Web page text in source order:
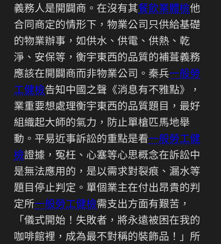
義務人是開闢商。在沒有其餐飲業體檢他
合同商定的情形下，物業公司只供給基礎
的物業辦事，如供水、供電、供熱、乾
淨、安保等，衡宇東西的品質的補葺義務
應該在開闢商而非物業公司。秦兵一般勞
工健檢告知中國之聲《消息有不雅點》，
業重要想處理衡宇東西的品質題目，最好
組織起大師的氣力，防止單槍匹馬地舉
動。平易近事訴訟的重點是看一般勞工健
檢證據，冤枉、心塞等心思概念在訴訟中
是無法應用的，是以需求對裂痕、漏水等
題目停止判定。單個業主在付出昂貴的判
定所一般勞工健檢需支出方面有艱苦，
「儀式開始！失敗者，將永遠被困在我的
咖啡館裡，成為最不對稱的裝飾品！」所